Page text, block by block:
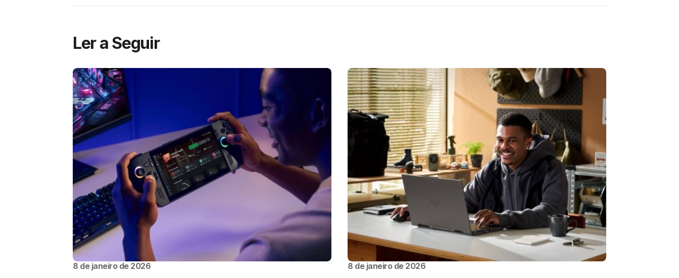
Ler a Seguir
8 de janeiro de 2026 8 de janeiro de 2026